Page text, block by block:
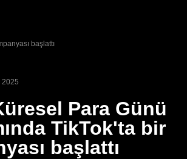
başlattı
2025
Para Günü
TikTok'ta bir
başlattı